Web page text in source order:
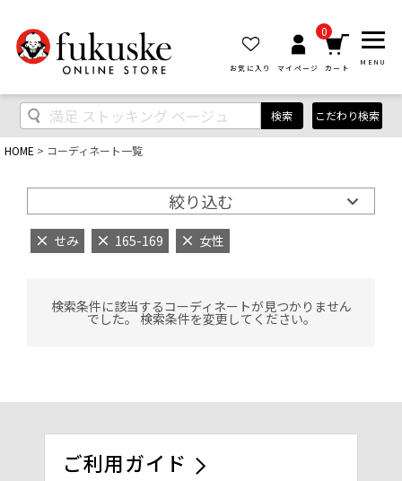
お気に入り マイページ
0
カート
MENU
検索 こだわり検索
HOME コーディネート一覧
絞り込む
せみ 165-169 女性
検索条件に該当するコーディネートが見つかりません
でした。 検索条件を変更してください。
ご利用ガイド